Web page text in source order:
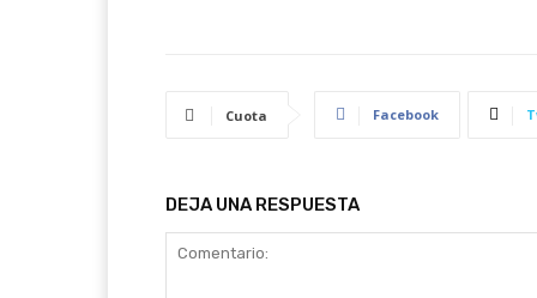
Cuota Facebook
DEJA UNA RESPUESTA